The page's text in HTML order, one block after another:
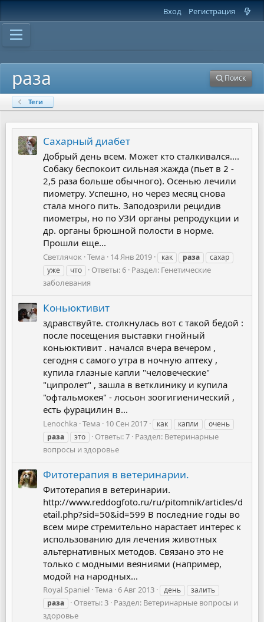
Вход Регистрация
раза Поиск
Теги
Сахарный диабет
Добрый день всем. Может кто сталкивался....
Собаку беспокоит сильная жажда (пьет в 2 -
2,5 раза больше обычного). Осенью лечили
пиометру. Успешно, но через месяц снова
стала много пить. Заподозрили рецидив
пиометры, но по УЗИ органы репродукции и
др. органы брюшной полости в норме.
Прошли еще...
Светлячок Тема 14 Янв 2019 как раза
сахар
уже
что Ответы: 6 Раздел: Генетические
заболевания
Коньюктивит
здравствуйте. столкнулась вот с такой бедой :
после посещения выставки гнойный
коньюктивит . начался вчера вечером ,
сегодня с самого утра в ночную аптеку ,
купила глазные капли "человеческие"
"ципролет" , зашла в ветклинику и купила
"офтальмокея" - лосьон зоогигиенический ,
есть фурацилин в...
Lenochka Тема 10 Сен 2017 как капли
очень
раза
это Ответы: 7 Раздел: Ветеринарные
вопросы и здоровье
Фитотерапия в ветеринарии.
Фитотерапия в ветеринарии.
http://www.reddogfoto.ru/ru/pitomnik/articles/d
etail.php?sid=50&id=599 В последние годы во
всем мире стремительно нарастает интерес к
использованию для лечения животных
альтернативных методов. Связано это не
только с модными веяниями (например,
модой на народных...
Royal Spaniel Тема 6 Авг 2013 день
залить
раза
Ответы: 3 Раздел: Ветеринарные вопросы и
здоровье